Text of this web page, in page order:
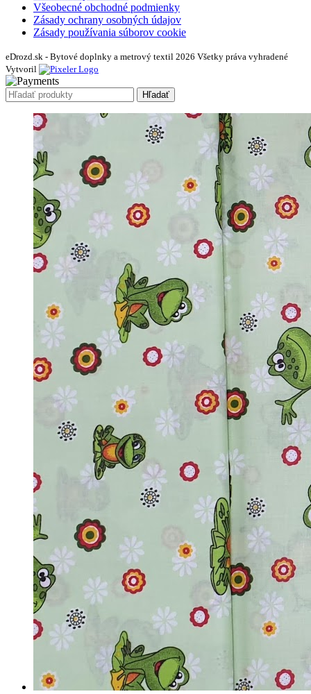
Všeobecné obchodné podmienky
Zásady ochrany osobných údajov
Zásady používania súborov cookie
eDrozd.sk - Bytové doplnky a metrový textil 2026 Všetky práva vyhradené
Vytvoril
Hľadať